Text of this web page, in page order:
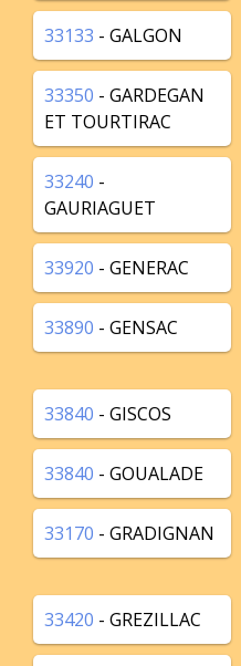
33133 - GALGON
33350 - GARDEGAN
ET TOURTIRAC
33240 -
GAURIAGUET
33920 - GENERAC
33890 - GENSAC
33840 - GISCOS
33840 - GOUALADE
33170 - GRADIGNAN
33420 - GREZILLAC